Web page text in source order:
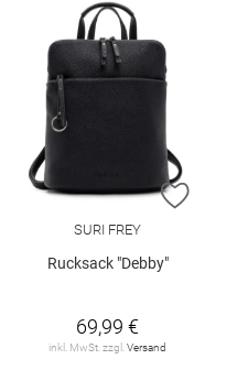
HINZUFÜGEN
ZUR
SURI FREY
Rucksack "Debby"
69,99 €
inkl. MwSt. zzgl. Versand